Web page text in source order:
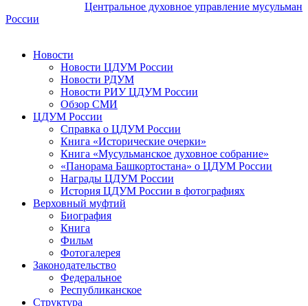
Центральное духовное управление мусульман
России
Новости
Новости ЦДУМ России
Новости РДУМ
Новости РИУ ЦДУМ России
Обзор СМИ
ЦДУМ России
Справка о ЦДУМ России
Книга «Исторические очерки»
Книга «Мусульманское духовное собрание»
«Панорама Башкортостана» о ЦДУМ России
Награды ЦДУМ России
История ЦДУМ России в фотографиях
Верховный муфтий
Биография
Книга
Фильм
Фотогалерея
Законодательство
Федеральное
Республиканское
Структура